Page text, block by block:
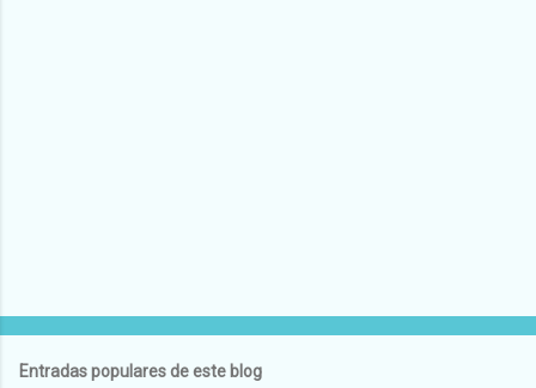
Entradas populares de este blog